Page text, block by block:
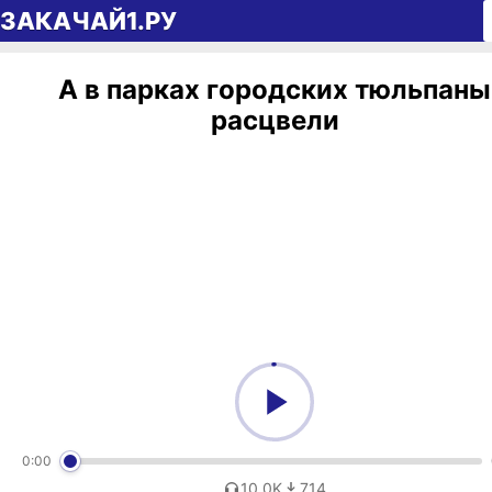
Перейти к содержимому
ЗАКАЧАЙ1.РУ
А в парках городских тюльпаны
расцвели
0:00
10,0K 714